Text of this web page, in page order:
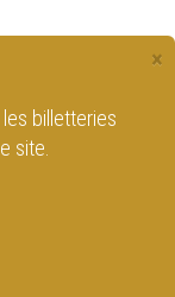
×
billetteries
site.